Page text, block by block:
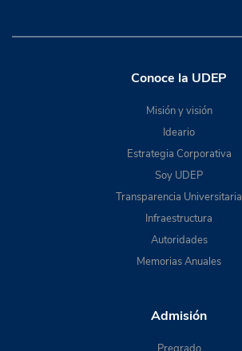
Conoce la UDEP
Misión y visión
Ideario
Estrategia Corporativa
Soy UDEP
Transparencia Universitaria
Infraestructura
Autoridades
Memorias Anuales
Admisión